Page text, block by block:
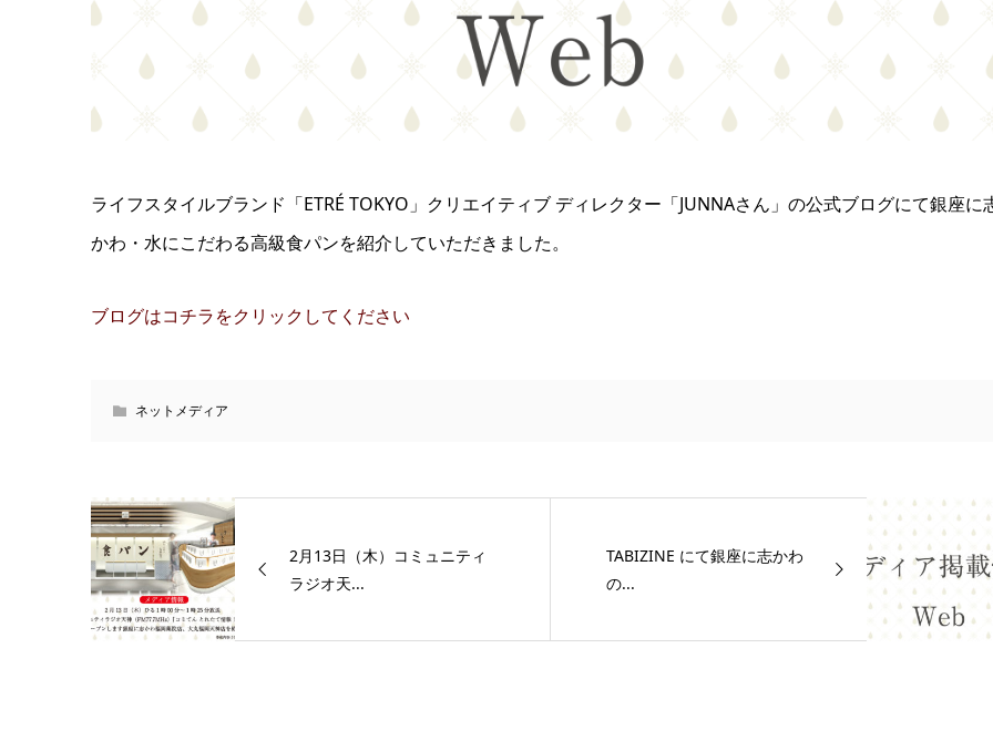
ライフスタイルブランド「ETRÉ TOKYO」クリエイティブ ディレクター「JUNNAさん」の公式ブログにて銀座に
かわ・水にこだわる高級食パンを紹介していただきました。
ブログはコチラをクリックしてください
ネットメディア
2月13日（木）コミュニティ
ラジオ天...
TABIZINE にて銀座に志かわ
の...